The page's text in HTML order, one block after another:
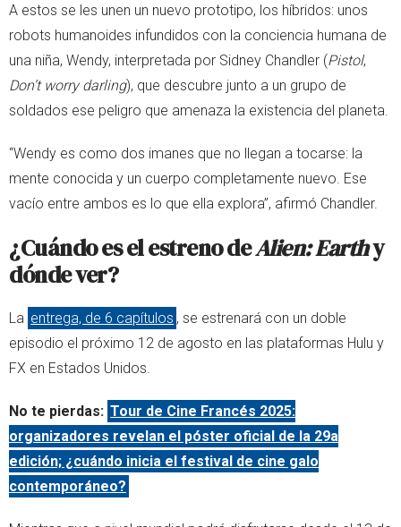
A estos se les unen un nuevo prototipo, los híbridos: unos
robots humanoides infundidos con la conciencia humana de
una niña, Wendy, interpretada por Sidney Chandler (Pistol,
Don’t worry darling), que descubre junto a un grupo de
soldados ese peligro que amenaza la existencia del planeta.
“Wendy es como dos imanes que no llegan a tocarse: la
mente conocida y un cuerpo completamente nuevo. Ese
vacío entre ambos es lo que ella explora”, afirmó Chandler.
¿Cuándo es el estreno deAlien: Earthy
dónde ver?
La entrega, de 6 capítulos , se estrenará con un doble
episodio el próximo 12 de agosto en las plataformas Hulu y
FX en Estados Unidos.
No te pierdas: Tour de Cine Francés 2025:
organizadores revelan el póster oficial de la 29a
edición; ¿cuándo inicia el festival de cine galo
contemporáneo?